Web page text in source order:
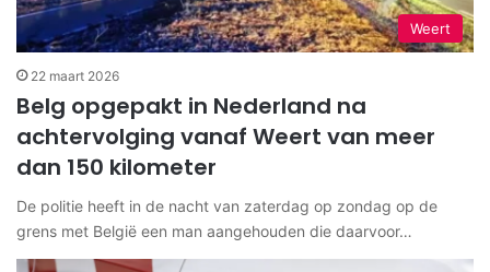
Weert
22 maart 2026
Belg opgepakt in Nederland na
achtervolging vanaf Weert van meer
dan 150 kilometer
De politie heeft in de nacht van zaterdag op zondag op de
grens met België een man aangehouden die daarvoor…